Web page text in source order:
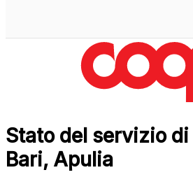
Stato del servizio di
Bari, Apulia